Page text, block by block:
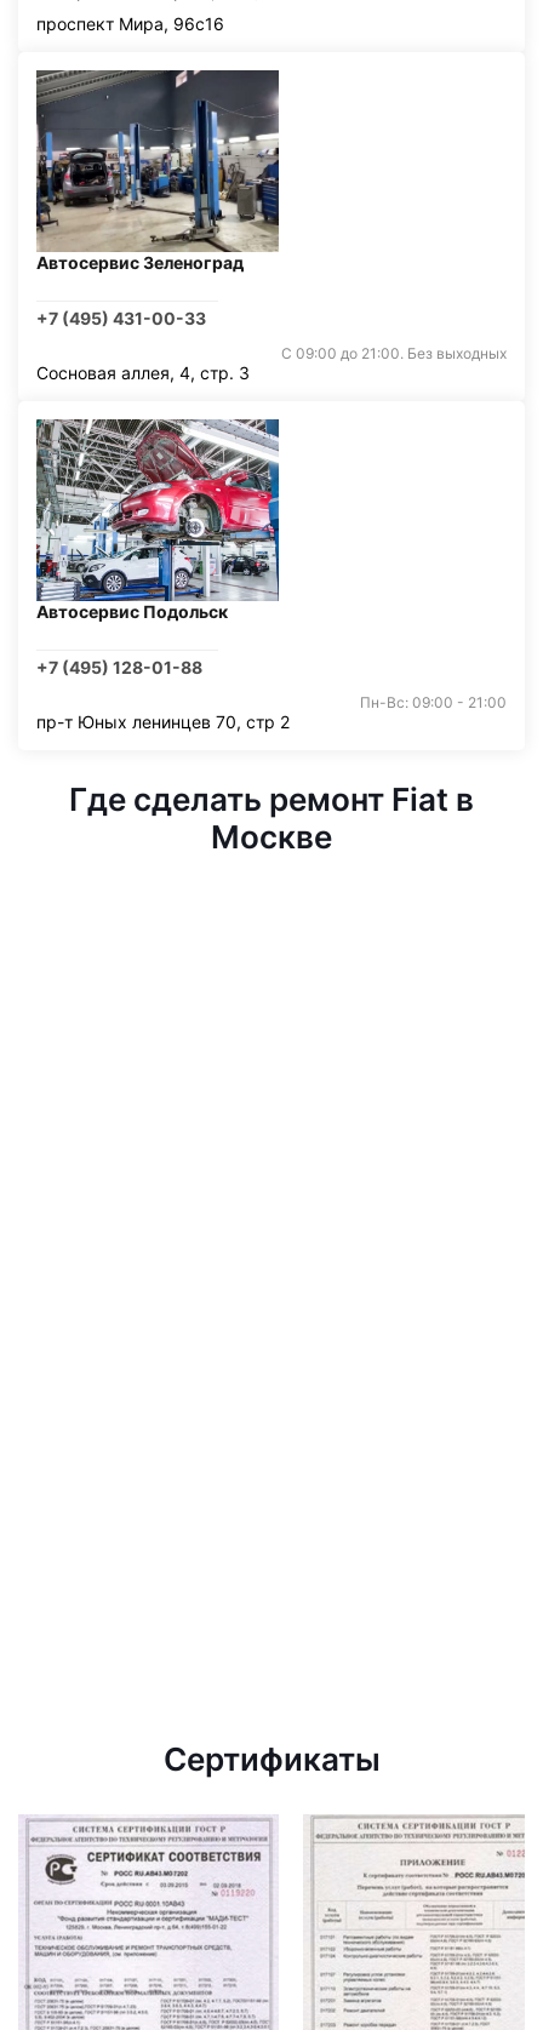
проспект Мира, 96с16
Автосервис Зеленоград
+7 (495) 431-00-33
С 09:00 до 21:00. Без выходных
Сосновая аллея, 4, стр. 3
Автосервис Подольск
+7 (495) 128-01-88
Пн-Вс: 09:00 - 21:00
пр-т Юных ленинцев 70, стр 2
Где сделать ремонт Fiat в
Москве
Сертификаты